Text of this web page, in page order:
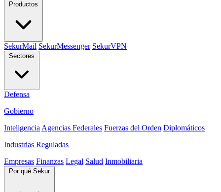
Productos
SekurMail SekurMessenger SekurVPN
Sectores
Defensa
Gobierno
Inteligencia Agencias Federales Fuerzas del Orden Diplomáticos
Industrias Reguladas
Empresas Finanzas Legal Salud Inmobiliaria
Por qué Sekur